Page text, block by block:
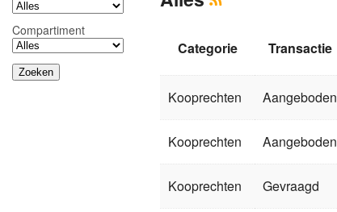
Compartiment
Categorie Transactie
Kooprechten Aangeboden
Kooprechten Aangeboden
Kooprechten Gevraagd